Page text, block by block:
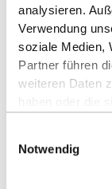
analysieren.
Verwendung
soziale Medien,
Partner führen
weiteren Daten
Alles zum
Notwendig